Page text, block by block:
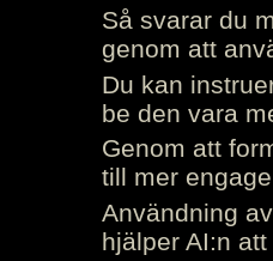
Så svarar du
genom att
Du kan
be den vara
Genom att
till mer
Användning
hjälper AI:n